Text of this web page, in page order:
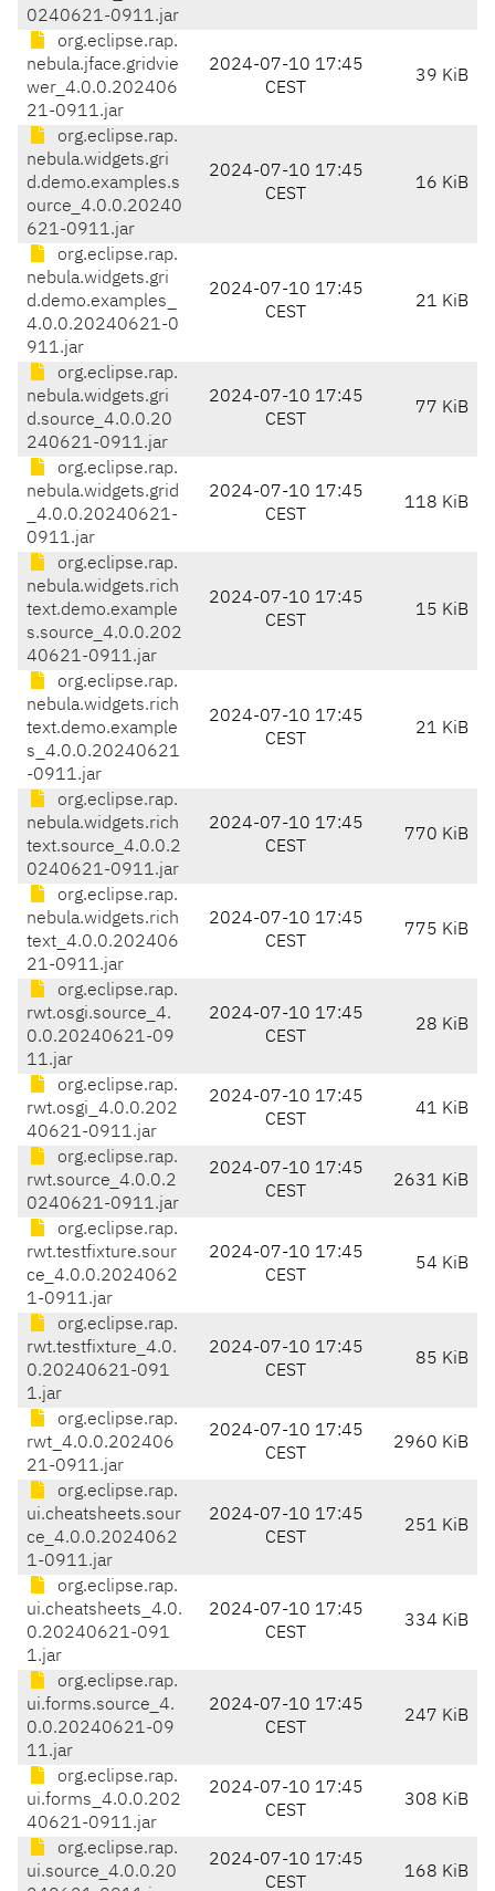
0240621-0911.jar
org.eclipse.rap.
nebula.jface.gridvie
wer_4.0.0.202406
21-0911.jar
2024-07-10 17:45
CEST
39 KiB
org.eclipse.rap.
nebula.widgets.gri
d.demo.examples.s
ource_4.0.0.20240
621-0911.jar
2024-07-10 17:45
CEST
16 KiB
org.eclipse.rap.
nebula.widgets.gri
d.demo.examples_
4.0.0.20240621-0
911.jar
2024-07-10 17:45
CEST
21 KiB
org.eclipse.rap.
nebula.widgets.gri
d.source_4.0.0.20
240621-0911.jar
2024-07-10 17:45
CEST
77 KiB
org.eclipse.rap.
nebula.widgets.grid
_4.0.0.20240621-
0911.jar
2024-07-10 17:45
CEST
118 KiB
org.eclipse.rap.
nebula.widgets.rich
text.demo.example
s.source_4.0.0.202
40621-0911.jar
2024-07-10 17:45
CEST
15 KiB
org.eclipse.rap.
nebula.widgets.rich
text.demo.example
s_4.0.0.20240621
-0911.jar
2024-07-10 17:45
CEST
21 KiB
org.eclipse.rap.
nebula.widgets.rich
text.source_4.0.0.2
0240621-0911.jar
2024-07-10 17:45
CEST
770 KiB
org.eclipse.rap.
nebula.widgets.rich
text_4.0.0.202406
21-0911.jar
2024-07-10 17:45
CEST
775 KiB
org.eclipse.rap.
rwt.osgi.source_4.
0.0.20240621-09
11.jar
2024-07-10 17:45
CEST
28 KiB
org.eclipse.rap.
rwt.osgi_4.0.0.202
40621-0911.jar
2024-07-10 17:45
CEST
41 KiB
org.eclipse.rap.
rwt.source_4.0.0.2
0240621-0911.jar
2024-07-10 17:45
CEST
2631 KiB
org.eclipse.rap.
rwt.testfixture.sour
ce_4.0.0.2024062
1-0911.jar
2024-07-10 17:45
CEST
54 KiB
org.eclipse.rap.
rwt.testfixture_4.0.
0.20240621-091
1.jar
2024-07-10 17:45
CEST
85 KiB
org.eclipse.rap.
rwt_4.0.0.202406
21-0911.jar
2024-07-10 17:45
CEST
2960 KiB
org.eclipse.rap.
ui.cheatsheets.sour
ce_4.0.0.2024062
1-0911.jar
2024-07-10 17:45
CEST
251 KiB
org.eclipse.rap.
ui.cheatsheets_4.0.
0.20240621-091
1.jar
2024-07-10 17:45
CEST
334 KiB
org.eclipse.rap.
ui.forms.source_4.
0.0.20240621-09
11.jar
2024-07-10 17:45
CEST
247 KiB
org.eclipse.rap.
ui.forms_4.0.0.202
40621-0911.jar
2024-07-10 17:45
CEST
308 KiB
org.eclipse.rap.
ui.source_4.0.0.20
2024-07-10 17:45
CEST
168 KiB